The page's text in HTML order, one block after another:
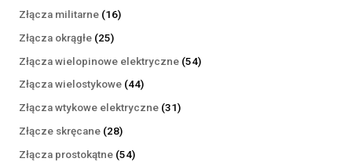
produktów
Złącza militarne 1616
Złącza okrągłe 2525
produktów
Złącza wielopinowe elektryczne 5454
Złącza wielostykowe 4444
produkty
Złącza wtykowe elektryczne 3131
Złącze skręcane 2828
produktów
Złącza prostokątne 5454